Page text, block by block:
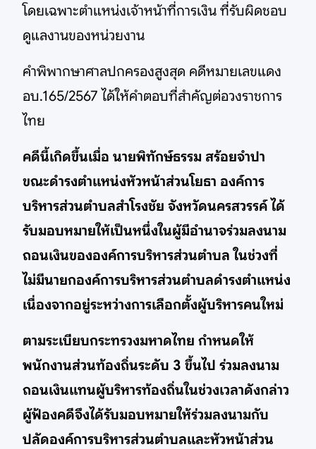
โดยเฉพาะตำแหน่งเจ้าหน้าที่การเงิน ที่รับผิดชอบ
ดูแลงานของหน่วยงาน
คำพิพากษาศาลปกครองสูงสุด คดีหมายเลขแดง
อบ.165/2567 ได้ให้คำตอบที่สำคัญต่อวงราชการ
ไทย
คดีนี้เกิดขึ้นเมื่อ นายพิทักษ์ธรรม สร้อยจำปา
ขณะดำรงตำแหน่งหัวหน้าส่วนโยธา องค์การ
บริหารส่วนตำบลสำโรงชัย จังหวัดนครสวรรค์ ได้
รับมอบหมายให้เป็นหนึ่งในผู้มีอำนาจร่วมลงนาม
ถอนเงินขององค์การบริหารส่วนตำบล ในช่วงที่
ไม่มีนายกองค์การบริหารส่วนตำบลดำรงตำแหน่ง
เนื่องจากอยู่ระหว่างการเลือกตั้งผู้บริหารคนใหม่
ตามระเบียบกระทรวงมหาดไทย กำหนดให้
พนักงานส่วนท้องถิ่นระดับ 3 ขึ้นไป ร่วมลงนาม
ถอนเงินแทนผู้บริหารท้องถิ่นในช่วงเวลาดังกล่าว
ผู้ฟ้องคดีจึงได้รับมอบหมายให้ร่วมลงนามกับ
ปลัดองค์การบริหารส่วนตำบลและหัวหน้าส่วน